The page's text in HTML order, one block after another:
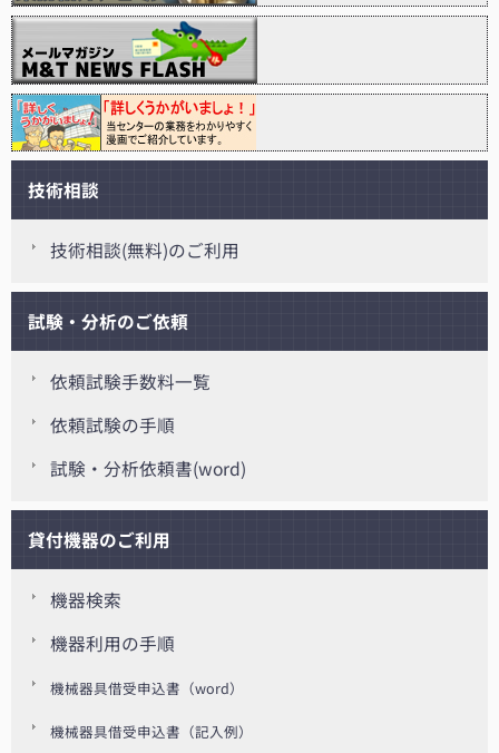
技術相談
技術相談(無料)のご利用
試験・分析のご依頼
依頼試験手数料一覧
依頼試験の手順
試験・分析依頼書(word)
貸付機器のご利用
機器検索
機器利用の手順
機械器具借受申込書（word）
機械器具借受申込書（記入例）